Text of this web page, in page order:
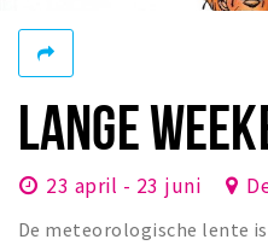
Winkelgebieden
Bezienswaardigheden
Musea, theaters & podia
Uitjes & activiteiten
LANGE
23 april - 23 juni
De meteorologische lente